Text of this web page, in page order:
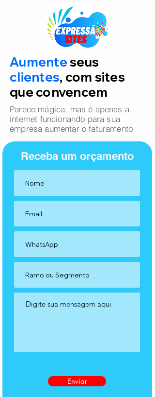
Aumenteseus
clientes, com sites
que convencem
Parece mágica, mas é apenas a
internet funcionando para sua
empresa aumentar o faturamento
Receba um orçamento
Enviar